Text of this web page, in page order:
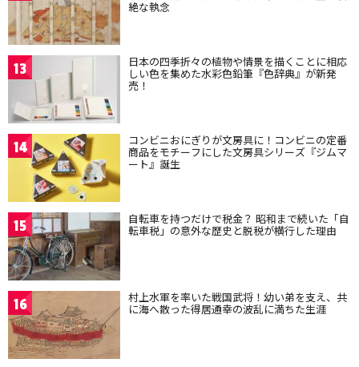
絶な執念
13 日本の四季折々の植物や情景を描くことに相応
しい色を集めた水彩色鉛筆『色辞典』が新発
売！
14 コンビニおにぎりが文房具に！コンビニの定番
商品をモチーフにした文房具シリーズ『ジムマ
ート』誕生
15 自転車を持つだけで税金？ 昭和まで続いた「自
転車税」の意外な歴史と脱税が横行した理由
16 村上水軍を率いた戦国武将！幼い弟を支え、共
に海へ散った得居通幸の波乱に満ちた生涯